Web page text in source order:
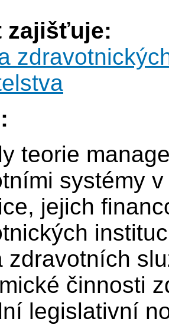
zajišťuje:
teorie
systémy
jejich
zdravotních
činnosti
legislativní